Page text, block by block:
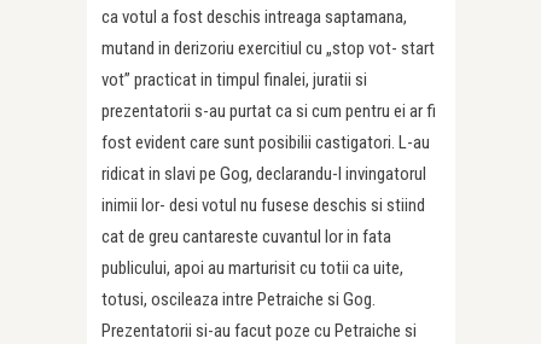
ca votul a fost deschis intreaga saptamana,
mutand in derizoriu exercitiul cu „stop vot- start
vot” practicat in timpul finalei, juratii si
prezentatorii s-au purtat ca si cum pentru ei ar fi
fost evident care sunt posibilii castigatori. L-au
ridicat in slavi pe Gog, declarandu-l invingatorul
inimii lor- desi votul nu fusese deschis si stiind
cat de greu cantareste cuvantul lor in fata
publicului, apoi au marturisit cu totii ca uite,
totusi, oscileaza intre Petraiche si Gog.
Prezentatorii si-au facut poze cu Petraiche si